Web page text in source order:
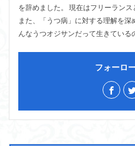
を辞めました。 現在はフリーランス
また、「うつ病」に対する理解を深
んなうつオジサンだって生きている
フォーロ